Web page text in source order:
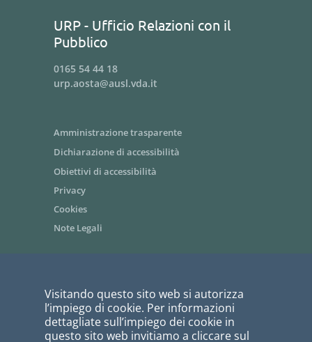
URP - Ufficio Relazioni con il
Pubblico
0165 54 44 18
urp.aosta@ausl.vda.it
Amministrazione trasparente
Dichiarazione di accessibilità
Obiettivi di accessibilità
Privacy
Cookies
Note Legali
Siti tematici - link utili
Informazioni per i fornitori
Bandi di gara
Visitando questo sito web si autorizza
l’impiego di cookie. Per informazioni
dettagliate sull’impiego dei cookie in
questo sito web invitiamo a cliccare sul